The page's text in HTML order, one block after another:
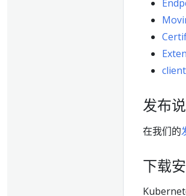
发布
在我们的
下载